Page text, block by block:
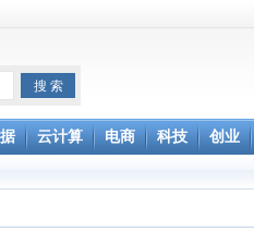
云计算 电商 科技 创业